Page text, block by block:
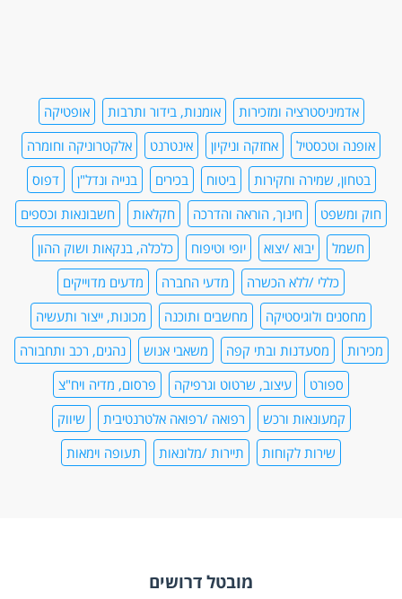
אדמיניסטרציה ומזכירות אומנות, בידור ותרבות
אופטיקה
אופנה וטכסטיל
אחזקה וניקיון אינטרנט
אלקטרוניקה וחומרה
בטחון, שמירה וחקירות
ביטוח בכירים בנייה ונדל"ן
דפוס
חוק ומשפט
חינוך, הוראה והדרכה חקלאות
חשבונאות וכספים
חשמל
יבוא /יצוא יופי וטיפוח
כלכלה, בנקאות ושוק ההון
כללי /ללא הכשרה
מדעי החברה
מדעים מדוייקים
מחסנים ולוגיסטיקה
מחשבים ותוכנה
מכונות, ייצור ותעשיה
מכירות
מסעדנות ובתי קפה משאבי אנוש
נהגים, רכב ותחבורה
ספורט
עיצוב, שרטוט וגרפיקה
פרסום, מדיה ויח"צ
קמעונאות ורכש
רפואה /רפואה אלטרנטיבית
שיווק
שירות לקוחות
תיירות /מלונאות תעופה וימאות
מובטל דרושים